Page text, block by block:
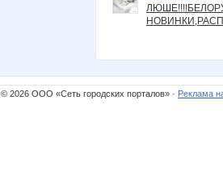
© 2026 ООО «Сеть городских порталов» · Реклама